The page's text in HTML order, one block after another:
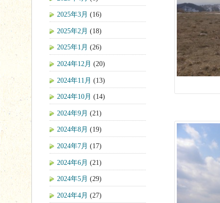
2025年3月 (16)
2025年2月 (18)
2025年1月 (26)
2024年12月 (20)
2024年11月 (13)
2024年10月 (14)
2024年9月 (21)
2024年8月 (19)
2024年7月 (17)
2024年6月 (21)
2024年5月 (29)
2024年4月 (27)